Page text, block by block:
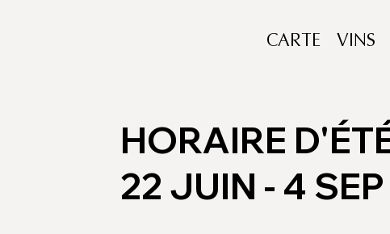
CARTE VINS
HORAIRE
22 JUIN - 4 SEP